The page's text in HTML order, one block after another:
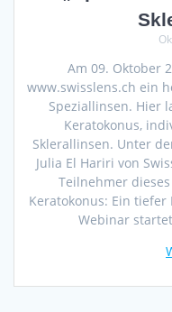
Am 09. Oktober
www.swisslens.ch ein
Speziallinsen. Hier
Keratokonus,
Sklerallinsen. Unter
Julia El Hariri von
Teilnehmer
Keratokonus: Ein
Webinar